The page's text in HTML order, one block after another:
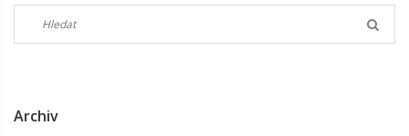
Archiv